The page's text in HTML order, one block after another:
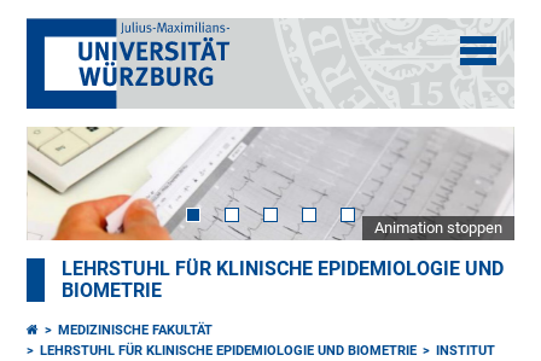
Animation stoppen
LEHRSTUHL FÜR KLINISCHE EPIDEMIOLOGIE UND
BIOMETRIE
MEDIZINISCHE FAKULTÄT
LEHRSTUHL FÜR KLINISCHE EPIDEMIOLOGIE UND BIOMETRIE
INSTITUT